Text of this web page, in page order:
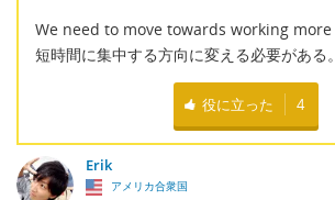
We need to move towards working more
短時間に集中する方向に変える必要がある。
役に立った 4
Erik
アメリカ合衆国